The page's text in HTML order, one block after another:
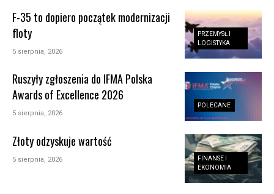
PRZEMYSŁ I
LOGISTYKA
F-35 to dopiero początek modernizacji
floty
5 sierpnia, 2026
POLECANE
Ruszyły zgłoszenia do IFMA Polska
Awards of Excellence 2026
5 sierpnia, 2026
FINANSE I
EKONOMIA
Złoty odzyskuje wartość
5 sierpnia, 2026